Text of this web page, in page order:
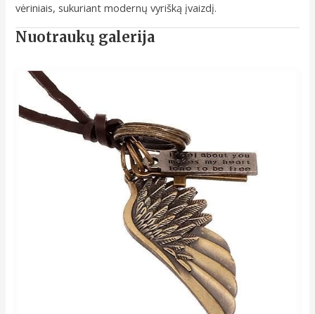
vėriniais, sukuriant modernų vyrišką įvaizdį.
Nuotraukų galerija